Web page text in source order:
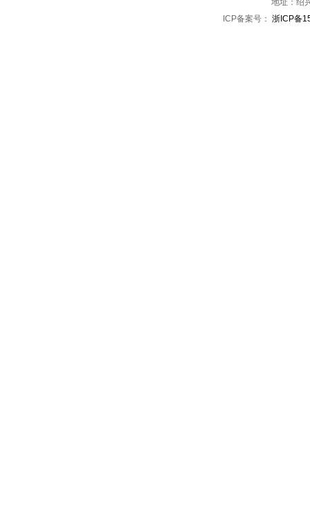
地址：绍
ICP备案号： 浙ICP备